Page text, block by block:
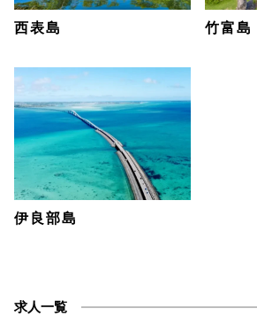
西表島 竹富島
伊良部島
求人一覧